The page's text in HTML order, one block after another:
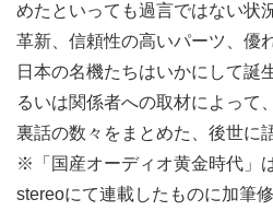
めたといっても過言ではない状
革新、信頼性の高いパーツ、
日本の名機たちはいかにして誕
るいは関係者への取材によって
裏話の数々をまとめた、後世に
※「国産オーディオ黄金時代」
stereoにて連載したものに加筆